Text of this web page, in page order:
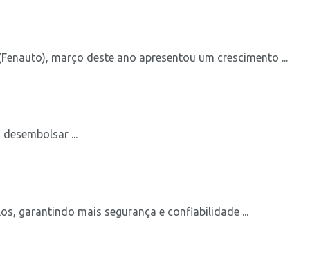
março deste ano apresentou um crescimento ...
...
garantindo mais segurança e confiabilidade ...